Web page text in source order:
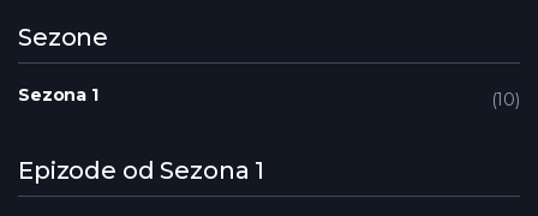
Sezone
Sezona 1 10
Epizode od Sezona 1